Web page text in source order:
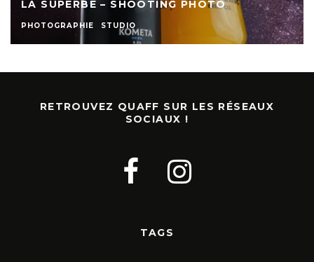
LA SUPERBE – SHOOTING PHOTO
PHOTOGRAPHIE STUDIO
RETROUVEZ QUAFF SUR LES RÉSEAUX
SOCIAUX !
TAGS